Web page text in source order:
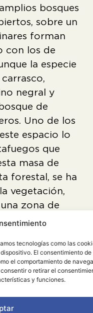
tecnologías como las
El consentimiento de
el comportamiento de
o retirar el
y funciones.
bosques
sobre un
forman
con los de
la especie
negral y
de
Uno de los
espacio lo
que
masa de
forestal, se ha
vegetación,
zona de
ante un
al modificar la
hacerse visible
geográficas